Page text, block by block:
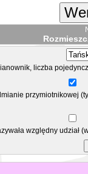
liczba
przymiotnikowej
względny